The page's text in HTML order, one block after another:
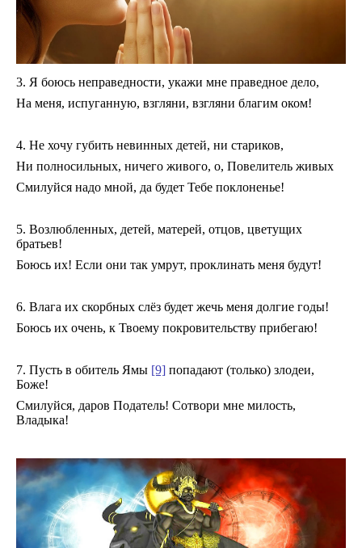
3. Я боюсь неправедности, укажи мне праведное дело,
На меня, испуганную, взгляни, взгляни благим оком!
4. Не хочу губить невинных детей, ни стариков,
Ни полносильных, ничего живого, о, Повелитель живых
Смилуйся надо мной, да будет Тебе поклоненье!
5. Возлюбленных, детей, матерей, отцов, цветущих
братьев!
Боюсь их! Если они так умрут, проклинать меня будут!
6. Влага их скорбных слёз будет жечь меня долгие годы!
Боюсь их очень, к Твоему покровительству прибегаю!
7. Пусть в обитель Ямы [9] попадают (только) злодеи,
Боже!
Смилуйся, даров Податель! Сотвори мне милость,
Владыка!